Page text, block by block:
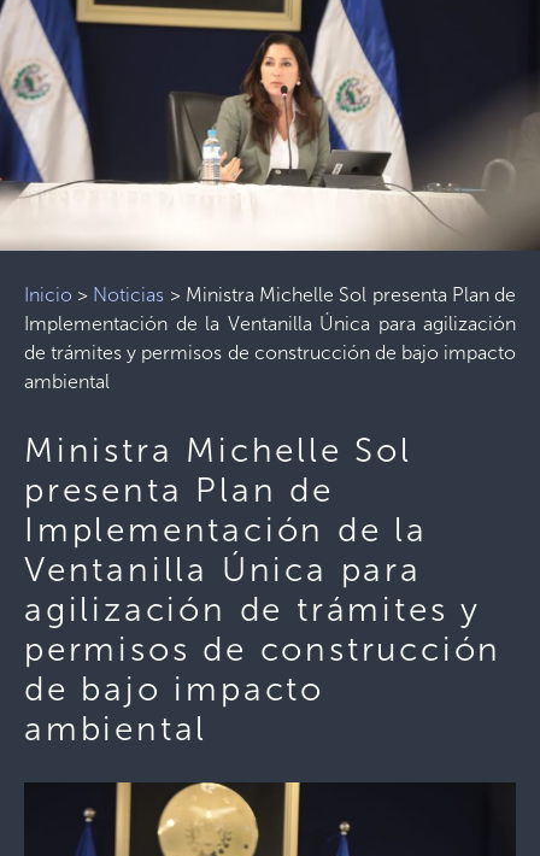
Inicio > Noticias > Ministra Michelle Sol presenta Plan de
Implementación de la Ventanilla Única para agilización
de trámites y permisos de construcción de bajo impacto
ambiental
Ministra Michelle Sol
presenta Plan de
Implementación de la
Ventanilla Única para
agilización de trámites y
permisos de construcción
de bajo impacto
ambiental